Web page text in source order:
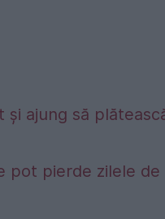
ajung să
pot pierde zilele de